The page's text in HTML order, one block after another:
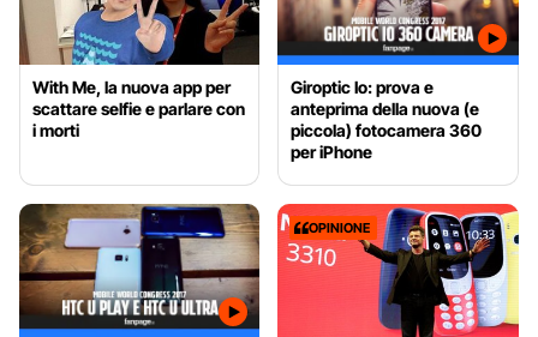
With Me, la nuova app per
scattare selfie e parlare con
i morti
Giroptic Io: prova e
anteprima della nuova (e
piccola) fotocamera 360
per iPhone
OPINIONE